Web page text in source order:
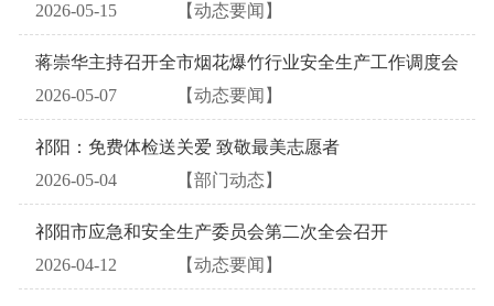
2026-05-15
【动态要闻】
蒋崇华主持召开全市烟花爆竹行业安全生产工作调度会
2026-05-07
【动态要闻】
祁阳：免费体检送关爱 致敬最美志愿者
2026-05-04
【部门动态】
祁阳市应急和安全生产委员会第二次全会召开
2026-04-12
【动态要闻】